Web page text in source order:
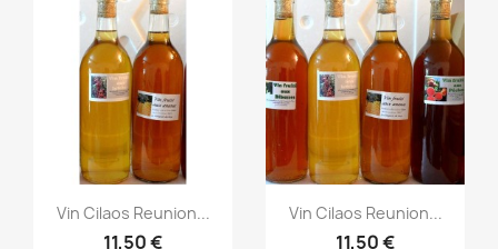
Aperçu rapide
Vin Cilaos Reunion...
11,50 €
Aperçu rapide
Vin Cilaos Reunion...
11,50 €